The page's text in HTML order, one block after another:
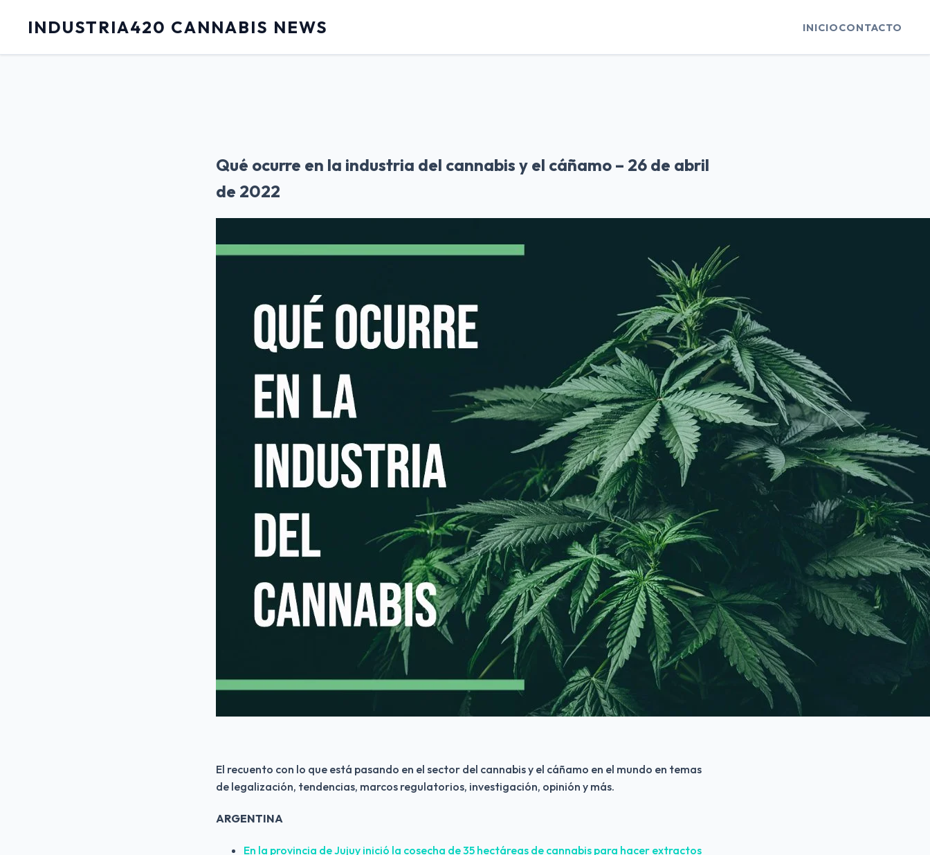
INDUSTRIA420 CANNABIS NEWS INICIOCONTACTO
Qué ocurre en la industria del cannabis y el cáñamo – 26 de abril
de 2022
El recuento con lo que está pasando en el sector del cannabis y el cáñamo en el mundo en temas
de legalización, tendencias, marcos regulatorios, investigación, opinión y más.
ARGENTINA
En la provincia de Jujuy inició la cosecha de 35 hectáreas de cannabis para hacer extractos